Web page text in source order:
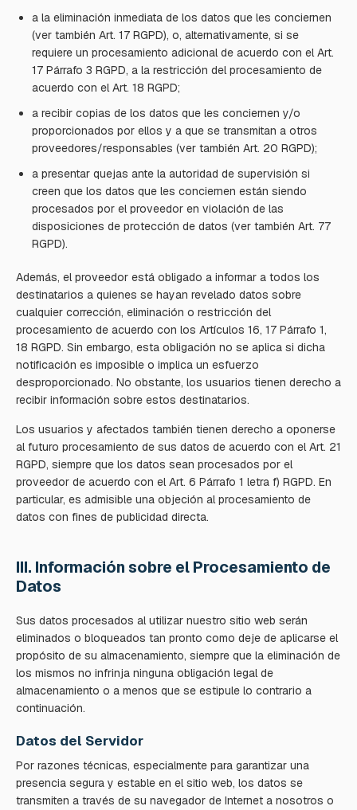
a la eliminación inmediata de los datos que les conciernen
(ver también Art. 17 RGPD), o, alternativamente, si se
requiere un procesamiento adicional de acuerdo con el Art.
17 Párrafo 3 RGPD, a la restricción del procesamiento de
acuerdo con el Art. 18 RGPD;
a recibir copias de los datos que les conciernen y/o
proporcionados por ellos y a que se transmitan a otros
proveedores/responsables (ver también Art. 20 RGPD);
a presentar quejas ante la autoridad de supervisión si
creen que los datos que les conciernen están siendo
procesados por el proveedor en violación de las
disposiciones de protección de datos (ver también Art. 77
RGPD).
Además, el proveedor está obligado a informar a todos los
destinatarios a quienes se hayan revelado datos sobre
cualquier corrección, eliminación o restricción del
procesamiento de acuerdo con los Artículos 16, 17 Párrafo 1,
18 RGPD. Sin embargo, esta obligación no se aplica si dicha
notificación es imposible o implica un esfuerzo
desproporcionado. No obstante, los usuarios tienen derecho a
recibir información sobre estos destinatarios.
Los usuarios y afectados también tienen derecho a oponerse
al futuro procesamiento de sus datos de acuerdo con el Art. 21
RGPD, siempre que los datos sean procesados por el
proveedor de acuerdo con el Art. 6 Párrafo 1 letra f) RGPD. En
particular, es admisible una objeción al procesamiento de
datos con fines de publicidad directa.
III. Información sobre el Procesamiento de
Datos
Sus datos procesados al utilizar nuestro sitio web serán
eliminados o bloqueados tan pronto como deje de aplicarse el
propósito de su almacenamiento, siempre que la eliminación de
los mismos no infrinja ninguna obligación legal de
almacenamiento o a menos que se estipule lo contrario a
continuación.
Datos del Servidor
Por razones técnicas, especialmente para garantizar una
presencia segura y estable en el sitio web, los datos se
transmiten a través de su navegador de Internet a nosotros o